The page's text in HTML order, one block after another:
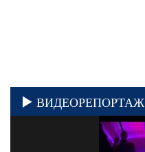
ВИДЕОРЕПОРТАЖ